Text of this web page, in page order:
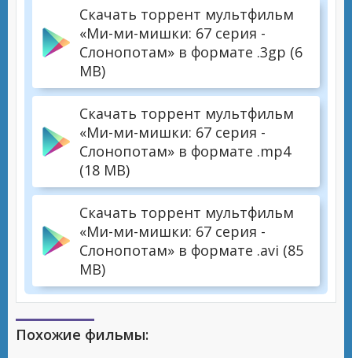
Скачать торрент мультфильм
«Ми-ми-мишки: 67 серия -
Слонопотам» в формате .3gp (6
MB)
Скачать торрент мультфильм
«Ми-ми-мишки: 67 серия -
Слонопотам» в формате .mp4
(18 MB)
Скачать торрент мультфильм
«Ми-ми-мишки: 67 серия -
Слонопотам» в формате .avi (85
MB)
Похожие фильмы: